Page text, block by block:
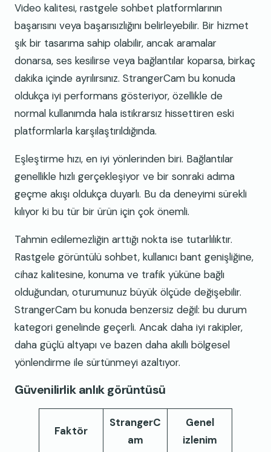
Video kalitesi, rastgele sohbet platformlarının
başarısını veya başarısızlığını belirleyebilir. Bir hizmet
şık bir tasarıma sahip olabilir, ancak aramalar
donarsa, ses kesilirse veya bağlantılar koparsa, birkaç
dakika içinde ayrılırsınız. StrangerCam bu konuda
oldukça iyi performans gösteriyor, özellikle de
normal kullanımda hala istikrarsız hissettiren eski
platformlarla karşılaştırıldığında.
Eşleştirme hızı, en iyi yönlerinden biri. Bağlantılar
genellikle hızlı gerçekleşiyor ve bir sonraki adıma
geçme akışı oldukça duyarlı. Bu da deneyimi sürekli
kılıyor ki bu tür bir ürün için çok önemli.
Tahmin edilemezliğin arttığı nokta ise tutarlılıktır.
Rastgele görüntülü sohbet, kullanıcı bant genişliğine,
cihaz kalitesine, konuma ve trafik yüküne bağlı
olduğundan, oturumunuz büyük ölçüde değişebilir.
StrangerCam bu konuda benzersiz değil: bu durum
kategori genelinde geçerli. Ancak daha iyi rakipler,
daha güçlü altyapı ve bazen daha akıllı bölgesel
yönlendirme ile sürtünmeyi azaltıyor.
Güvenilirlik anlık görüntüsü
Faktör
StrangerC
am
Genel
izlenim